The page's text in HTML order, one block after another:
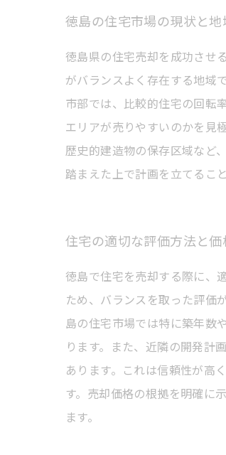
徳島の住宅市場の現状と
徳島県の住宅売却を成功させ
がバランスよく存在する地域
市部では、比較的住宅の回転
エリアが売りやすいのかを見
歴史的建造物の保存区域など
踏まえた上で計画を立てるこ
住宅の適切な評価方法と
徳島で住宅を売却する際に、
ため、バランスを取った評価
島の住宅市場では特に築年数
ります。また、近隣の開発計
あります。これは信頼性が高
す。売却価格の根拠を明確に
ます。